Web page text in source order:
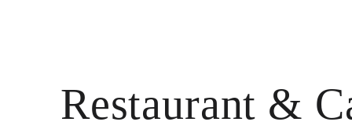
Restaurant &